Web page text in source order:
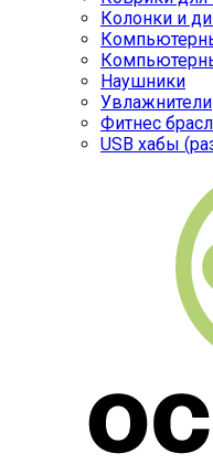
Колонки и
Наушники
Увлажнители
Фитнес
USB хабы